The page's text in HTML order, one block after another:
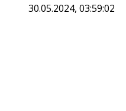
30.05.2024, 03:59:02